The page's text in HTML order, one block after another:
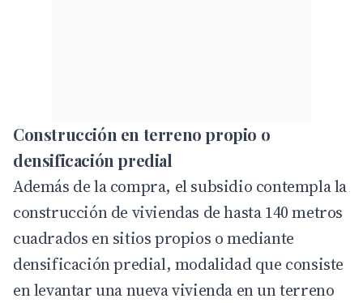
Construcción en terreno propio o
densificación predial
Además de la compra, el subsidio contempla la
construcción de viviendas de hasta 140 metros
cuadrados en sitios propios o mediante
densificación predial, modalidad que consiste
en levantar una nueva vivienda en un terreno